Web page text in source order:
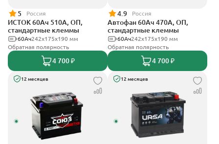
5 Россия
ИСТОК 60Ач 510А, ОП,
стандартные клеммы
242x175x190 мм
60Ач
Обратная полярность
4 700 ₽
4.9 Россия
Автофан 60Ач 470А, ОП,
стандартные клеммы
242х175х190 мм
60Ач
Обратная полярность
4 700 ₽
12 месяцев 12 месяцев